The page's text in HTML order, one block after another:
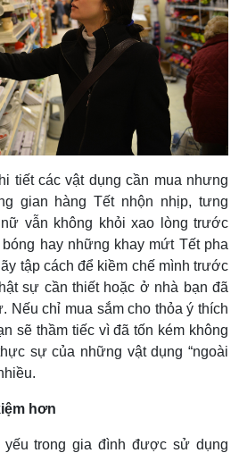
tiết các vật dụng cần mua nhưng
gian hàng Tết nhộn nhịp, tưng
vẫn không khỏi xao lòng trước
hay những khay mứt Tết pha
tập cách để kiềm chế mình trước
sự cần thiết hoặc ở nhà bạn đã
Nếu chỉ mua sắm cho thỏa ý thích
sẽ thầm tiếc vì đã tốn kém không
sự của những vật dụng “ngoài
hơn
yếu trong gia đình được sử dụng